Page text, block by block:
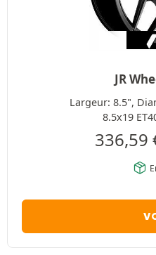
JR
Largeur: 8.5",
8.5x19
336,59